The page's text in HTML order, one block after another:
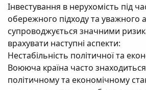
Інвестування в нерухомість під
обережного підходу та уважного
супроводжується значними
врахувати наступні аспекти:
Нестабільність політичної та
Воююча країна часто
політичному та економічному